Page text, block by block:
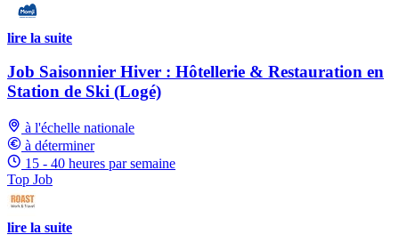
lire la suite
Job Saisonnier Hiver : Hôtellerie & Restauration en
Station de Ski (Logé)
à l'échelle nationale
à déterminer
15 - 40 heures par semaine
Top Job
lire la suite